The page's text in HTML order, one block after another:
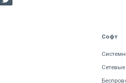
Софт